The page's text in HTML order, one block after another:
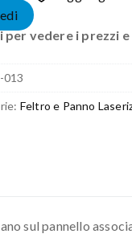
per vedere i prezzi
013
Feltro e Panno
sul pannello